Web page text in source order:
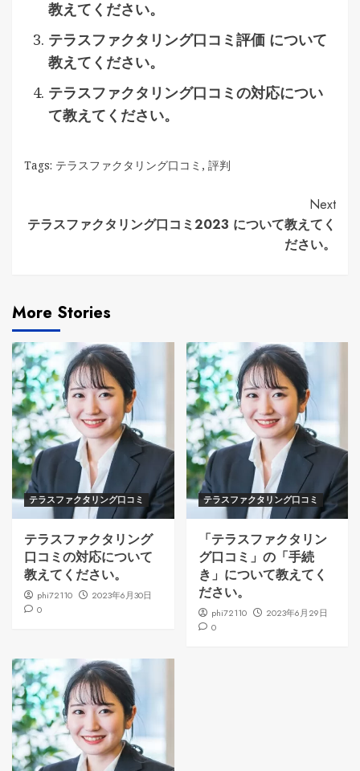
教えてください。
テラスファクタリング口コミ評価 について
教えてください。
テラスファクタリング口コミの対応につい
て教えてください。
Tags: テラスファクタリング口コミ , 評判
Continue
Reading
Next
テラスファクタリング口コミ2023 について教えてく
ださい。
More Stories
テラスファクタリング口コミ
テラスファクタリング
口コミの対応について
教えてください。
phi72110
2023年6月30日
0
テラスファクタリング口コミ
「テラスファクタリン
グ口コミ」の「手続
き」について教えてく
ださい。
phi72110
2023年6月29日
0